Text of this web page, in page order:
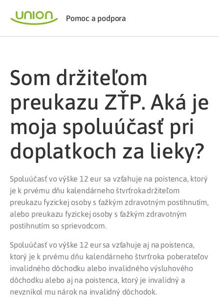
Pomoc a podpora
Som držiteľom
preukazu ZŤP. Aká je
moja spoluúčasť pri
doplatkoch za lieky?
Spoluúčasť vo výške 12 eur sa vzťahuje na poistenca, ktorý
je k prvému dňu kalendárneho štvrťroka držiteľom
preukazu fyzickej osoby s ťažkým zdravotným postihnutím,
alebo preukazu fyzickej osoby s ťažkým zdravotným
postihnutím so sprievodcom.
Spoluúčasť vo výške 12 eur sa vzťahuje aj na poistenca,
ktorý je k prvému dňu kalendárneho štvrťroka poberateľov
invalidného dôchodku alebo invalidného výsluhového
dôchodku alebo aj na poistenca, ktorý je invalidný a
nevznikol mu nárok na invalidný dôchodok.